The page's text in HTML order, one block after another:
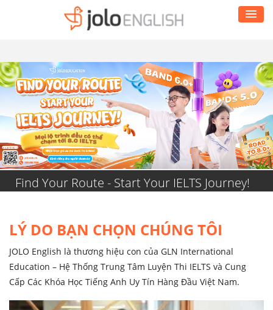
Find Your Route - Start Your IELTS Journey!
LÝ DO BẠN CHỌN CHÚNG TÔI
JOLO English là thương hiệu con của GLN International
Education – Hệ Thống Trung Tâm Luyện Thi IELTS và Cung
Cấp Các Khóa Học Tiếng Anh Uy Tín Hàng Đầu Việt Nam.